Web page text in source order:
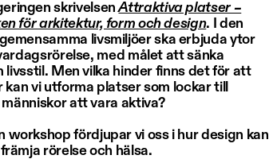
skrivelsenAttraktiva platser –
för arkitektur, form och design. I den
livsmiljöer ska erbjuda ytor
med målet att sänka
livsstil. Men vilka hinder finns det för att
vi utforma platser som lockar till
att vara aktiva?
workshop fördjupar vi oss i hur design kan
rörelse och hälsa.